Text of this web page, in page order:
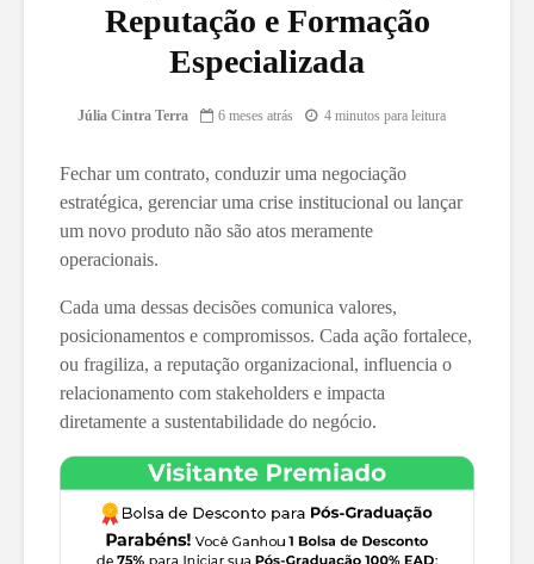
Reputação e Formação
Especializada
Júlia Cintra Terra 6 meses atrás 4 minutos para leitura
Fechar um contrato, conduzir uma negociação
estratégica, gerenciar uma crise institucional ou lançar
um novo produto não são atos meramente
operacionais.
Cada uma dessas decisões comunica valores,
posicionamentos e compromissos. Cada ação fortalece,
ou fragiliza, a reputação organizacional, influencia o
relacionamento com stakeholders e impacta
diretamente a sustentabilidade do negócio.